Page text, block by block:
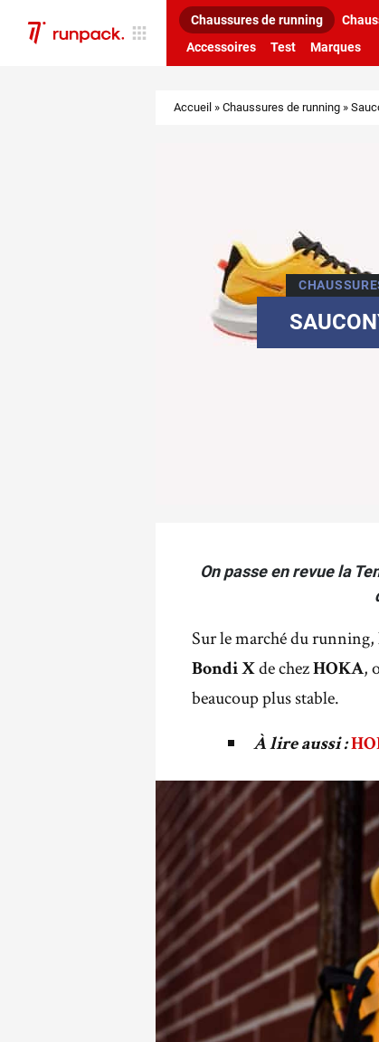
Chaussures de running
Accessoires
Test Marques
Accueil » Chaussures de running »
On passe en revue la
Sur le marché du running,
Bondi X de chez HOKA,
beaucoup plus stable.
À lire aussi :